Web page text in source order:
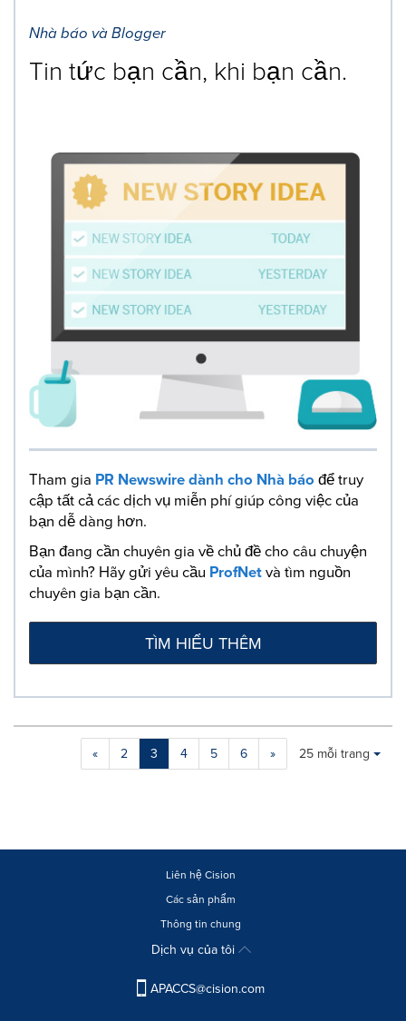
Nhà báo và Blogger
Tin tức bạn cần, khi bạn cần.
Tham gia PR Newswire dành cho Nhà báo để truy
cập tất cả các dịch vụ miễn phí giúp công việc của
bạn dễ dàng hơn.
Bạn đang cần chuyên gia về chủ đề cho câu chuyện
của mình? Hãy gửi yêu cầu ProfNetvà tìm nguồn
chuyên gia bạn cần.
TÌM HIỂU THÊM
« 2 3 4 5 6 »
Making
will
Items per page:
25 mỗi trang
Liên hệ Cision
Các sản phẩm
Thông tin chung
Dịch vụ của tôi
APACCS@cision.com